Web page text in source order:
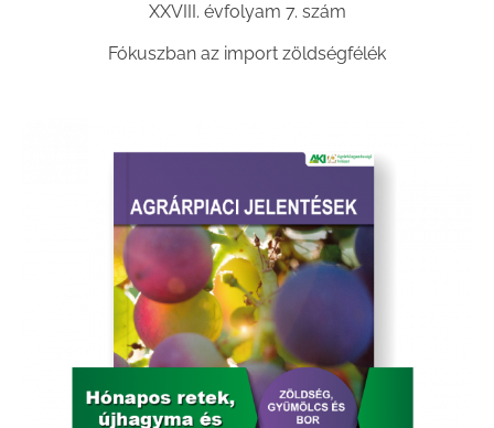
XXVIII. évfolyam 7. szám
Fókuszban az import zöldségfélék